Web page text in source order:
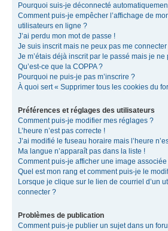
Pourquoi suis-je déconnecté
Comment puis-je empêcher l’affichage de
utilisateurs en ligne ?
J’ai perdu mon mot de passe !
Je suis inscrit mais ne peux pas me connecter
Je m’étais déjà inscrit par le passé mais je
Qu’est-ce que la COPPA ?
Pourquoi ne puis-je pas m’inscrire ?
À quoi sert « Supprimer tous les cookies du
Préférences et réglages des utilisateurs
Comment puis-je modifier mes réglages ?
L’heure n’est pas correcte !
J’ai modifié le fuseau horaire mais l’heure
Ma langue n’apparaît pas dans la liste !
Comment puis-je afficher une image
Quel est mon rang et comment puis-je le
Lorsque je clique sur le lien de courriel d’un
connecter ?
Problèmes de publication
Comment puis-je publier un sujet dans un